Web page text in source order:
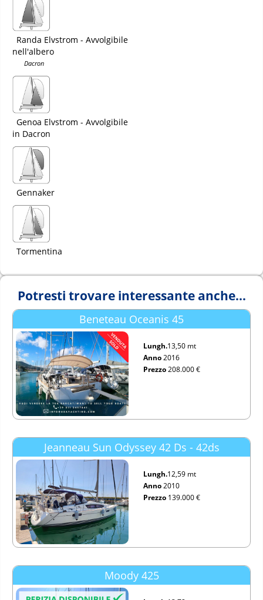
Randa Elvstrom - Avvolgibile
nell'albero
Dacron
Genoa Elvstrom - Avvolgibile
in Dacron
Gennaker
Tormentina
Potresti trovare interessante anche...
Beneteau Oceanis 45
Lungh.13,50 mt
Anno2016
Prezzo208.000 €
Jeanneau Sun Odyssey 42 Ds - 42ds
Lungh.12,59 mt
Anno2010
Prezzo 139.000 €
Moody 425